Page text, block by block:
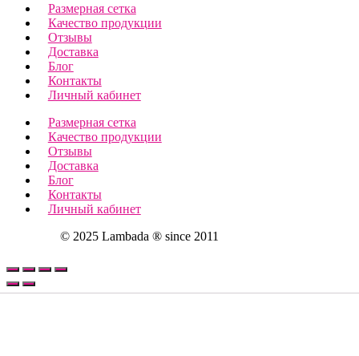
Размерная сетка
Качество продукции
Отзывы
Доставка
Блог
Контакты
Личный кабинет
Размерная сетка
Качество продукции
Отзывы
Доставка
Блог
Контакты
Личный кабинет
© 2025 Lambada ® since 2011